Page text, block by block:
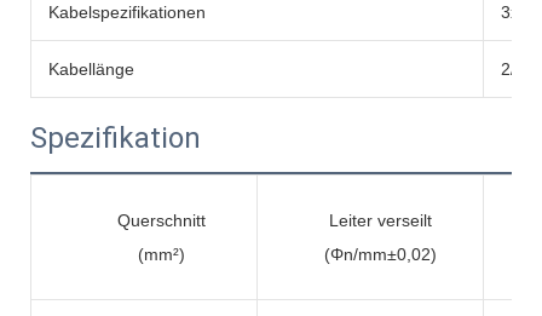
Kabelspezifikationen
Kabellänge 2/3/
Spezifikation
Querschnitt
(mm²)
Leiter verseilt
(Φn/mm±0,02)